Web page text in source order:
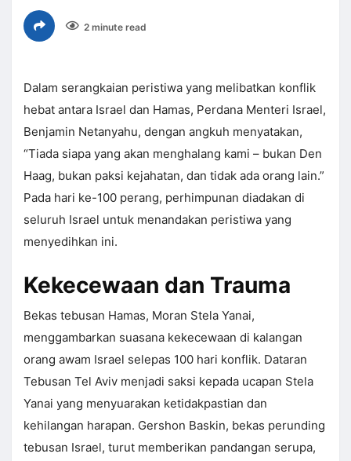
2 minute read
Dalam serangkaian peristiwa yang melibatkan konflik
hebat antara Israel dan Hamas, Perdana Menteri Israel,
Benjamin Netanyahu, dengan angkuh menyatakan,
“Tiada siapa yang akan menghalang kami – bukan Den
Haag, bukan paksi kejahatan, dan tidak ada orang lain.”
Pada hari ke-100 perang, perhimpunan diadakan di
seluruh Israel untuk menandakan peristiwa yang
menyedihkan ini.
Kekecewaan dan Trauma
Bekas tebusan Hamas, Moran Stela Yanai,
menggambarkan suasana kekecewaan di kalangan
orang awam Israel selepas 100 hari konflik. Dataran
Tebusan Tel Aviv menjadi saksi kepada ucapan Stela
Yanai yang menyuarakan ketidakpastian dan
kehilangan harapan. Gershon Baskin, bekas perunding
tebusan Israel, turut memberikan pandangan serupa,